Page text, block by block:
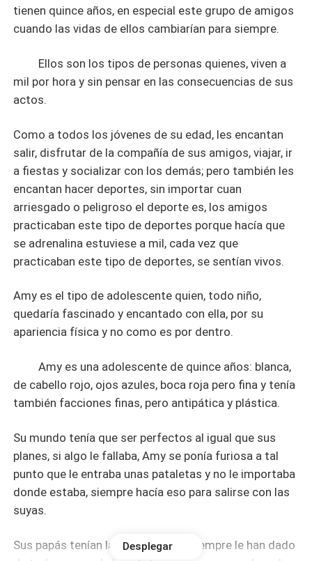
tienen quince años, en especial este grupo de amigos
cuando las vidas de ellos cambiarían para siempre.
Ellos son los tipos de personas quienes, viven a
mil por hora y sin pensar en las consecuencias de sus
actos.
Como a todos los jóvenes de su edad, les encantan
salir, disfrutar de la compañía de sus amigos, viajar, ir
a fiestas y socializar con los demás; pero también les
encantan hacer deportes, sin importar cuan
arriesgado o peligroso el deporte es, los amigos
practicaban este tipo de deportes porque hacía que
se adrenalina estuviese a mil, cada vez que
practicaban este tipo de deportes, se sentían vivos.
Amy es el tipo de adolescente quien, todo niño,
quedaría fascinado y encantado con ella, por su
apariencia física y no como es por dentro.
Amy es una adolescente de quince años: blanca,
de cabello rojo, ojos azules, boca roja pero fina y tenía
también facciones finas, pero antipática y plástica.
Su mundo tenía que ser perfectos al igual que sus
planes, si algo le fallaba, Amy se ponía furiosa a tal
punto que le entraba unas pataletas y no le importaba
donde estaba, siempre hacía eso para salirse con las
suyas.
Sus papás tenían la culpa, porque siempre le han dado
Desplegar